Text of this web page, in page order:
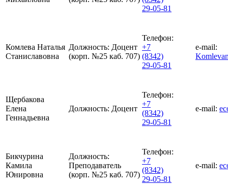
29-05-81
Комлева Наталья
Станиславовна
Должность: Доцент
(корп. №25 каб. 707)
Телефон:
+7
(8342)
29-05-81
e-mail:
Щербакова
Елена
Геннадьевна
Должность: Доцент
Телефон:
+7
(8342)
29-05-81
e-mail:
Бикчурина
Камила
Юнировна
Должность:
Преподаватель
(корп. №25 каб. 707)
Телефон:
+7
(8342)
29-05-81
e-mail: